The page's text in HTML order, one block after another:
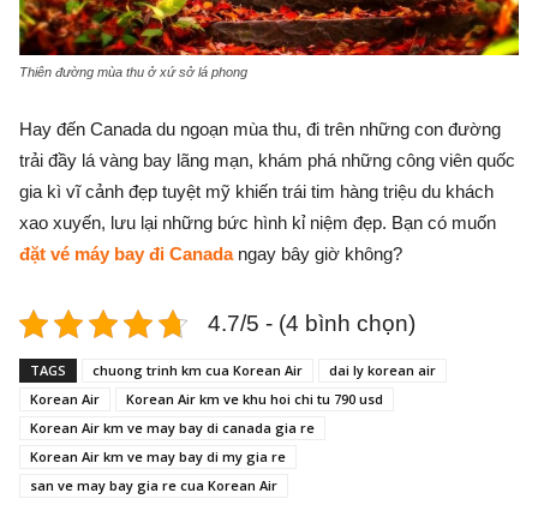
Thiên đường mùa thu ở xứ sở lá phong
Hay đến Canada du ngoạn mùa thu, đi trên những con đường
trải đầy lá vàng bay lãng mạn, khám phá những công viên quốc
gia kì vĩ cảnh đẹp tuyệt mỹ khiến trái tim hàng triệu du khách
xao xuyến, lưu lại những bức hình kỉ niệm đẹp. Bạn có muốn
đặt vé máy bay đi Canadangay bây giờ không?
4.7/5 - (4 bình chọn)
TAGS chuong trinh km cua Korean Air
dai ly korean air
Korean Air
Korean Air km ve khu hoi chi tu 790 usd
Korean Air km ve may bay di canada gia re
Korean Air km ve may bay di my gia re
san ve may bay gia re cua Korean Air